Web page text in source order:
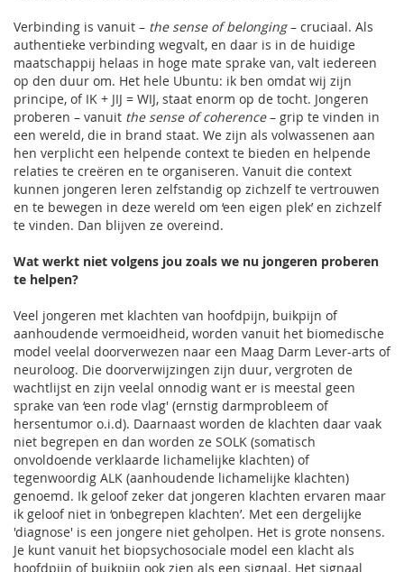
Verbinding is vanuit – the sense of belonging– cruciaal. Als
authentieke verbinding wegvalt, en daar is in de huidige
maatschappij helaas in hoge mate sprake van, valt iedereen
op den duur om. Het hele Ubuntu: ik ben omdat wij zijn
principe, of IK + JIJ = WIJ, staat enorm op de tocht. Jongeren
proberen – vanuit the sense of coherence– grip te vinden in
een wereld, die in brand staat. We zijn als volwassenen aan
hen verplicht een helpende context te bieden en helpende
relaties te creëren en te organiseren. Vanuit die context
kunnen jongeren leren zelfstandig op zichzelf te vertrouwen
en te bewegen in deze wereld om ‘een eigen plek’ en zichzelf
te vinden. Dan blijven ze overeind.
Wat werkt niet volgens jou zoals we nu jongeren proberen
te helpen?
Veel jongeren met klachten van hoofdpijn, buikpijn of
aanhoudende vermoeidheid, worden vanuit het biomedische
model veelal doorverwezen naar een Maag Darm Lever-arts of
neuroloog. Die doorverwijzingen zijn duur, vergroten de
wachtlijst en zijn veelal onnodig want er is meestal geen
sprake van ‘een rode vlag' (ernstig darmprobleem of
hersentumor o.i.d). Daarnaast worden de klachten daar vaak
niet begrepen en dan worden ze SOLK (somatisch
onvoldoende verklaarde lichamelijke klachten) of
tegenwoordig ALK (aanhoudende lichamelijke klachten)
genoemd. Ik geloof zeker dat jongeren klachten ervaren maar
ik geloof niet in ‘onbegrepen klachten’. Met een dergelijke
'diagnose' is een jongere niet geholpen. Het is grote nonsens.
Je kunt vanuit het biopsychosociale model een klacht als
hoofdpijn of buikpijn ook zien als een signaal. Het signaal